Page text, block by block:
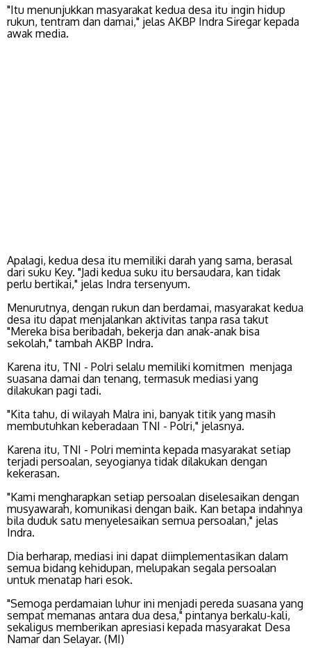
"Itu menunjukkan masyarakat kedua desa itu ingin hidup
rukun, tentram dan damai," jelas AKBP Indra Siregar kepada
awak media.
Apalagi, kedua desa itu memiliki darah yang sama, berasal
dari suku Key. "Jadi kedua suku itu bersaudara, kan tidak
perlu bertikai," jelas Indra tersenyum.
Menurutnya, dengan rukun dan berdamai, masyarakat kedua
desa itu dapat menjalankan aktivitas tanpa rasa takut
"Mereka bisa beribadah, bekerja dan anak-anak bisa
sekolah," tambah AKBP Indra.
Karena itu, TNI - Polri selalu memiliki komitmen menjaga
suasana damai dan tenang, termasuk mediasi yang
dilakukan pagi tadi.
"Kita tahu, di wilayah Malra ini, banyak titik yang masih
membutuhkan keberadaan TNI - Polri," jelasnya.
Karena itu, TNI - Polri meminta kepada masyarakat setiap
terjadi persoalan, seyogianya tidak dilakukan dengan
kekerasan.
"Kami mengharapkan setiap persoalan diselesaikan dengan
musyawarah, komunikasi dengan baik. Kan betapa indahnya
bila duduk satu menyelesaikan semua persoalan," jelas
Indra.
Dia berharap, mediasi ini dapat diimplementasikan dalam
semua bidang kehidupan, melupakan segala persoalan
untuk menatap hari esok.
"Semoga perdamaian luhur ini menjadi pereda suasana yang
sempat memanas antara dua desa," pintanya berkalu-kali,
sekaligus memberikan apresiasi kepada masyarakat Desa
Namar dan Selayar. (MI)